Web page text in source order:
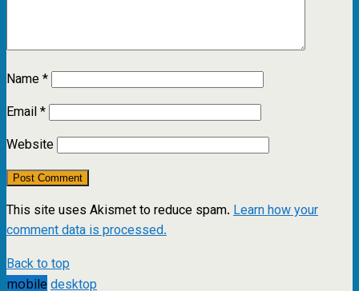
Name*
Email*
Website
This site uses Akismet to reduce spam. Learn how your
comment data is processed.
Back to top
mobile desktop